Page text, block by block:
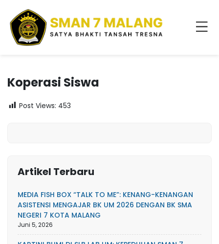
Koperasi Siswa
Post Views: 453
Artikel Terbaru
MEDIA FISH BOX “TALK TO ME”: KENANG-KENANGAN
ASISTENSI MENGAJAR BK UM 2026 DENGAN BK SMA
NEGERI 7 KOTA MALANG
Juni 5, 2026